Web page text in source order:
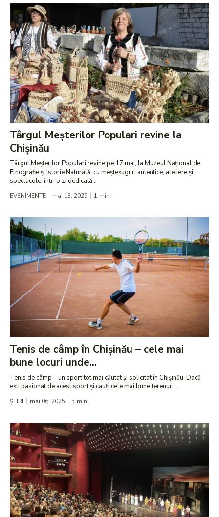
Târgul Meșterilor Populari revine la
Chișinău
Târgul Meșterilor Populari revine pe 17 mai, la Muzeul Național de
Etnografie și Istorie Naturală, cu meșteșuguri autentice, ateliere și
spectacole, într-o zi dedicată...
EVENIMENTE mai 13, 2025 1 min.
Tenis de câmp în Chișinău – cele mai
bune locuri unde...
Tenis de câmp – un sport tot mai căutat și solicitat în Chișinău. Dacă
ești pasionat de acest sport și cauți cele mai bune terenuri...
ȘTIRI mai 06, 2025 5 min.